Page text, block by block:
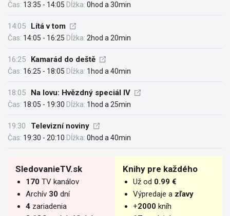
Čas: 13:35 - 14:05 Dĺžka: 0hod a 30min
14:05 Lítá v tom
Čas: 14:05 - 16:25 Dĺžka: 2hod a 20min
16:25 Kamarád do deště
Čas: 16:25 - 18:05 Dĺžka: 1hod a 40min
18:05 Na lovu: Hvězdný speciál IV
Čas: 18:05 - 19:30 Dĺžka: 1hod a 25min
19:30 Televizní noviny
Čas: 19:30 - 20:10 Dĺžka: 0hod a 40min
SledovanieTV.sk
170 TV kanálov
Archív 30 dní
4 zariadenia
Knihy pre každého
Už od 0.99 €
Výpredaje a zľavy
+2000 kníh